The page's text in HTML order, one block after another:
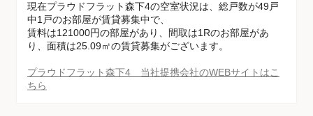
現在プラウドフラット森下4の空室状況は、総戸数が49戸
中1戸のお部屋が賃貸募集中で、
賃料は121000円の部屋があり、間取は1Rのお部屋があ
り、面積は25.09㎡の賃貸募集がございます。
プラウドフラット森下4 当社提携会社のWEBサイトはこ
ちら